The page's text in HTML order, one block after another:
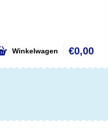
Winkelwagen €0,00